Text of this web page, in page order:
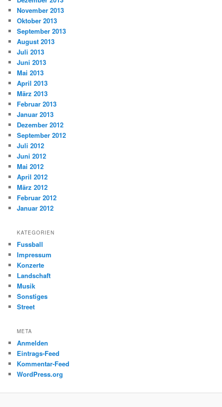
November 2013
Oktober 2013
September 2013
August 2013
Juli 2013
Juni 2013
Mai 2013
April 2013
März 2013
Februar 2013
Januar 2013
Dezember 2012
September 2012
Juli 2012
Juni 2012
Mai 2012
April 2012
März 2012
Februar 2012
Januar 2012
KATEGORIEN
Fussball
Impressum
Konzerte
Landschaft
Musik
Sonstiges
Street
META
Anmelden
Eintrags-Feed
Kommentar-Feed
WordPress.org